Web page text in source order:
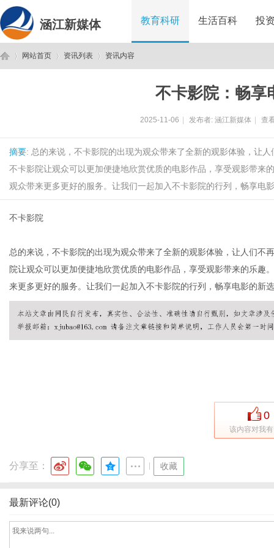
涵江新媒体 教育科研 生活百科 投
网站首页 资讯列表 资讯内容
不卡影院：畅享
2025-11-06 发布者: 涵江新媒体 查
摘要: 总的来说，不卡影院的出现为观众带来了全新的观影体验，让
不卡影院让观众可以更加便捷地欣赏优质的电影作品，享受观影带来
观众带来更多更好的服务。让我们一起加入不卡影院的行列，畅享电
不卡影院
总的来说，不卡影院的出现为观众带来了全新的观影体验，让人们不
院让观众可以更加便捷地欣赏优质的电影作品，享受观影带来的乐趣
来更多更好的服务。让我们一起加入不卡影院的行列，畅享电影的新
0
该内容对我
分享至： 收藏
最新评论(0)